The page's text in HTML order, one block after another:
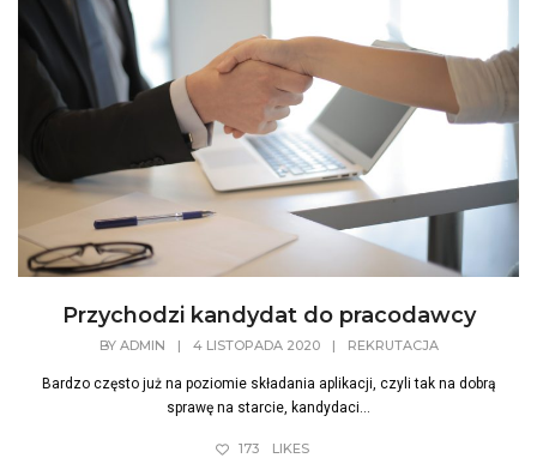
Przychodzi kandydat do pracodawcy
BY ADMIN | 4 LISTOPADA 2020 | REKRUTACJA
Bardzo często już na poziomie składania aplikacji, czyli tak na dobrą
sprawę na starcie, kandydaci...
173 LIKES